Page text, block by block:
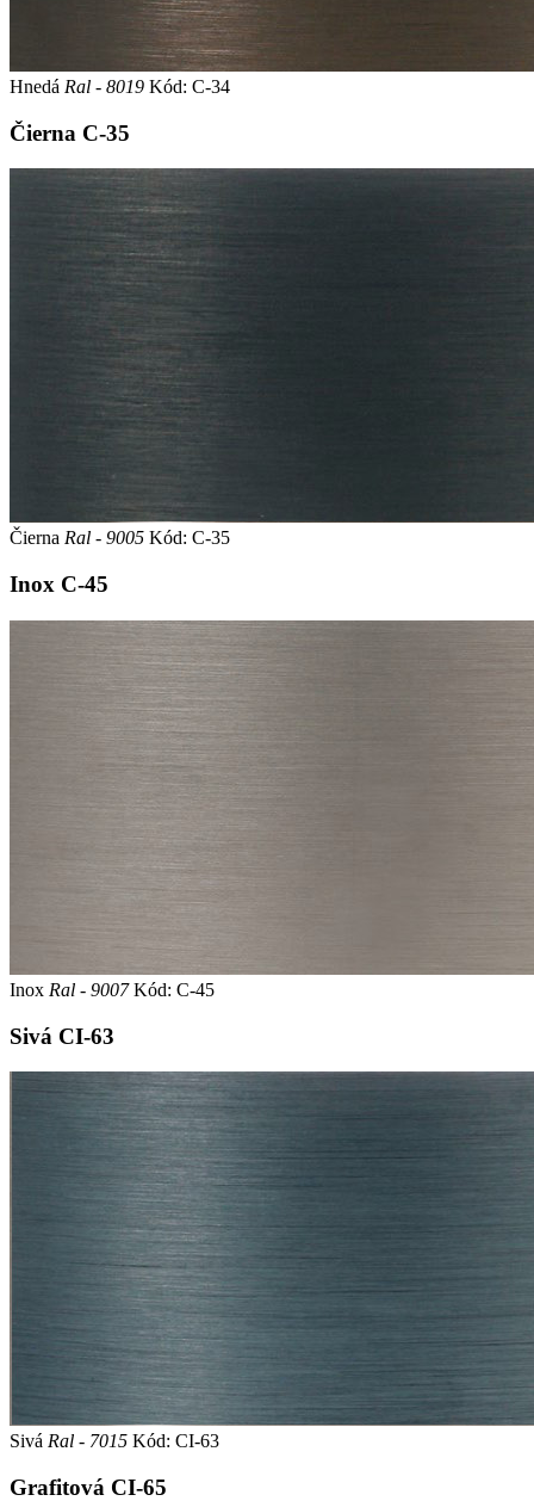
Hnedá Ral - 8019 Kód: C-34
Čierna C-35
Čierna Ral - 9005 Kód: C-35
Inox C-45
Inox Ral - 9007 Kód: C-45
Sivá CI-63
Sivá Ral - 7015 Kód: CI-63
Grafitová CI-65